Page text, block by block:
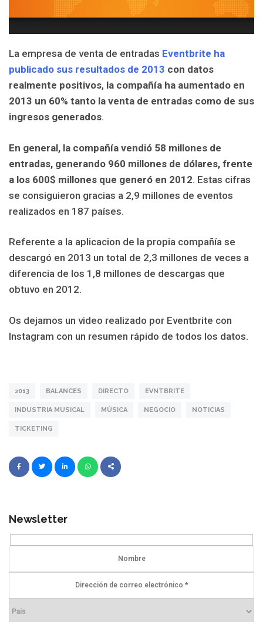
La empresa de venta de entradas Eventbrite ha
publicado sus resultados de 2013 con datos
realmente positivos, la compañía ha aumentado en
2013 un 60% tanto la venta de entradas como de sus
ingresos generados.
En general, la compañía vendió 58 millones de
entradas, generando 960 millones de dólares, frente
a los 600$ millones que generó en 2012. Estas cifras
se consiguieron gracias a 2,9 millones de eventos
realizados en 187 países.
Referente a la aplicacion de la propia compañía se
descargó en 2013 un total de 2,3 millones de veces a
diferencia de los 1,8 millones de descargas que
obtuvo en 2012.
Os dejamos un video realizado por Eventbrite con
Instagram con un resumen rápido de todos los datos.
2013 BALANCES DIRECTO EVNTBRITE
INDUSTRIA MUSICAL MÚSICA NEGOCIO NOTICIAS
TICKETING
Newsletter